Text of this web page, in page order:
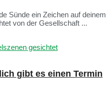
Sünde ein Zeichen auf deinem
von der Gesellschaft ...
gibt es einen Termin